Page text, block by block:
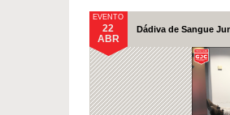
EVENTO
22
ABR
Dádiva de Sangue